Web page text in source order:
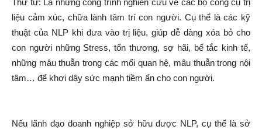
Thứ tư: Là những công trình nghiên cứu về các bộ công cụ trị
liệu cảm xúc, chữa lành tâm trí con người. Cụ thể là các kỹ
thuật của NLP khi đưa vào trị liệu, giúp dễ dàng xóa bỏ cho
con người những Stress, tổn thương, sợ hãi, bế tắc kinh tế,
những mâu thuẫn trong các mối quan hệ, mâu thuẫn trong nội
tâm… để khơi dậy sức mạnh tiềm ẩn cho con người.
Nếu lãnh đạo doanh nghiệp sở hữu được NLP, cụ thể là sở